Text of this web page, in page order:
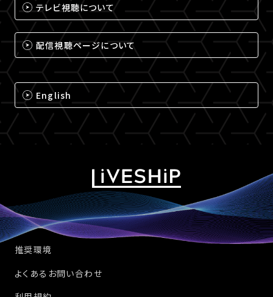
テレビ視聴について
配信視聴ページについて
English
推奨環境
よくあるお問い合わせ